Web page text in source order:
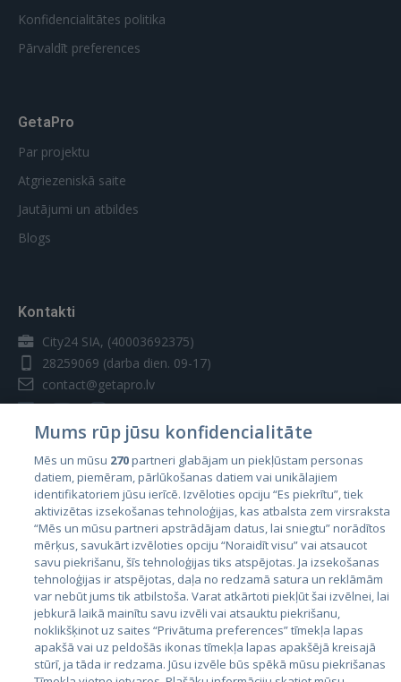
Konfidencialitātes politika
Pārvaldīt preferences
GetaPro
Par projektu
Atgriezeniskā saite
Jautājumi un atbildes
Blogs
Kontakti
City24 SIA, (40003692375)
28259069 (darba dien. 09-17)
contact@getapro.lv
Valstis
Igaunija
Latvija
Lietuva
Mums rūp jūsu konfidencialitāte
Mēs un mūsu 270partneri glabājam un piekļūstam personas
datiem, piemēram, pārlūkošanas datiem vai unikālajiem
identifikatoriem jūsu ierīcē. Izvēloties opciju “Es piekrītu”, tiek
aktivizētas izsekošanas tehnoloģijas, kas atbalsta zem virsraksta
“Mēs un mūsu partneri apstrādājam datus, lai sniegtu” norādītos
mērķus, savukārt izvēloties opciju “Noraidīt visu” vai atsaucot
savu piekrišanu, šīs tehnoloģijas tiks atspējotas. Ja izsekošanas
tehnoloģijas ir atspējotas, daļa no redzamā satura un reklāmām
var nebūt jums tik atbilstoša. Varat atkārtoti piekļūt šai izvēlnei, lai
jebkurā laikā mainītu savu izvēli vai atsauktu piekrišanu,
noklikšķinot uz saites “Privātuma preferences” tīmekļa lapas
apakšā vai uz peldošās ikonas tīmekļa lapas apakšējā kreisajā
stūrī, ja tāda ir redzama. Jūsu izvēle būs spēkā mūsu piekrišanas